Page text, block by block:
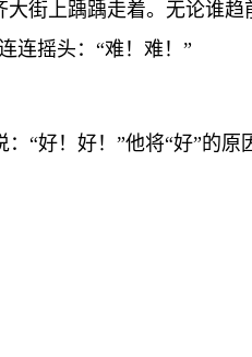
街上踽踽走着。无论谁趋
连摇头：“难！难！”
好！好！”他将“好”的原